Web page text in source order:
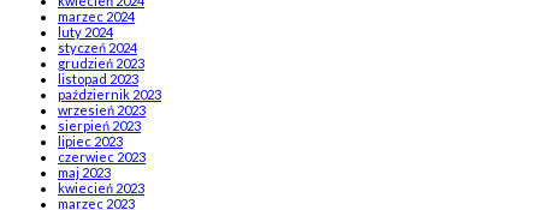
marzec 2024
luty 2024
styczeń 2024
grudzień 2023
listopad 2023
październik 2023
wrzesień 2023
sierpień 2023
lipiec 2023
czerwiec 2023
maj 2023
kwiecień 2023
marzec 2023